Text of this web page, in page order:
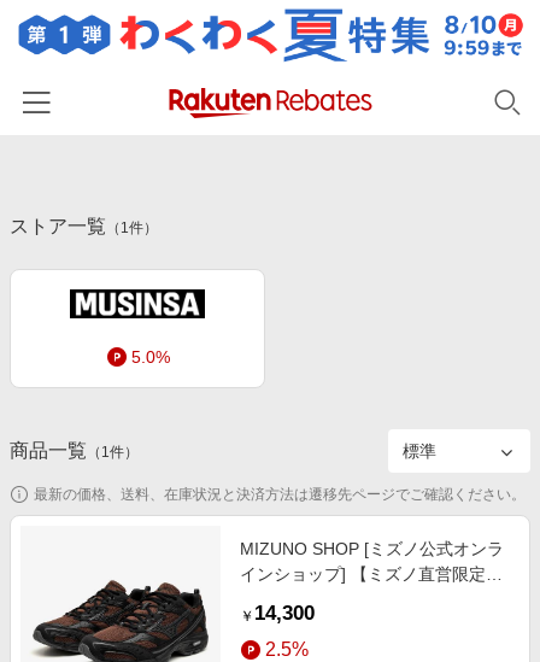
カテゴリー一覧
百貨店・総合ECモール
ファッション・インナー・小物
食品・スイーツ・お酒
家電・PC・スマホ・カメラ
スポーツ・アウトドア・ゴルフ
インテリア・寝具
初回購入者限定特典
新着ストアのご紹介
電子書籍特集
旅行特集
お中元特集2026
友達紹介
楽天IDでログイン/会員登録
ストア一覧 （ 1件）
5.0%
商品一覧 （ 1件）
最新の価格、送料、在庫状況と決済方法は遷移先ページでご確認ください。
MIZUNO SHOP [ミズノ公式オンラ
インショップ] 【ミズノ直営限定】
ワイト×ブラック D1GA2467_p
￥ 14,300
2.5%